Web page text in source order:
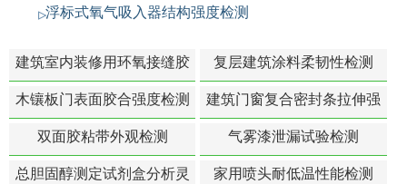
浮标式氧气吸入器结构强度检测
建筑室内装修用环氧接缝胶
苯含量检测
复层建筑涂料柔韧性检测
木镶板门表面胶合强度检测
建筑门窗复合密封条拉伸强
度-硬质塑料材料检测
双面胶粘带外观检测 气雾漆泄漏试验检测
总胆固醇测定试剂盒分析灵
家用喷头耐低温性能检测